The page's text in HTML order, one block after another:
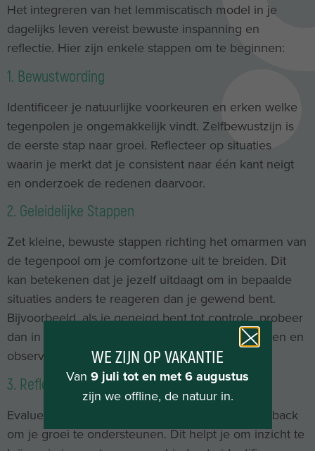
Het integreren van het lemmiscatisch model in je
dagelijks leven vereist bewuste inspanning en
reflectie. Hier zijn enkele stappen om te beginnen:
1. Bewustwording
Identificeer je natuurlijke voorkeuren en erken welke
tegenpolen je ongemakkelijk vindt. Zelfbewustzijn is
de eerste stap naar groei. Reflecteer op situaties
waarin je merkt dat je consistent naar één kant neigt
en onderzoek de redenen daarvoor.
2. Geleidelijke Stappen
Zet kleine, bewuste stappen richting het omarmen van
de tegenpool om je comfortzone uit te breiden. Dit
kan betekenen dat je jezelf uitdaagt om in bepaalde
situaties anders te reageren dan je gewend bent.
Bijvoorbeeld, als je geneigd bent tot controle, probeer
dan in een low-stakes situatie wat meer los te laten en
observeer het resultaat.
3. Reflectie en Feedback
Evalueer regelmatig je ervaringen en vraag feedback
om je groei te ondersteunen. Dit helpt je om inzicht te
WE ZIJN OP VAKANTIE
Van 9 juli tot en met 6 augustus
zijn we offline, de natuur in.